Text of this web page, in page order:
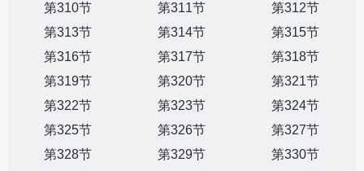
第310节
第311节
第312节
第313节
第314节
第315节
第316节
第317节
第318节
第319节
第320节
第321节
第322节
第323节
第324节
第325节
第326节
第327节
第328节
第329节
第330节